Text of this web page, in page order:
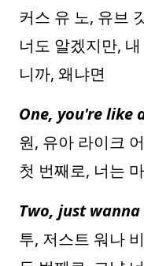
커스 유 노, 유브
너도 알겠지만,
니까, 왜냐면
One, you're like
원, 유아 라이크
첫 번째로, 너는
Two, just
투, 저스트 워나